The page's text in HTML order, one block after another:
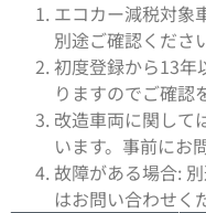
エコカー減税対象
別途ご確認くださ
初度登録から13年
りますのでご確認
改造車両に関して
います。事前にお
故障がある場合:
はお問い合わせく